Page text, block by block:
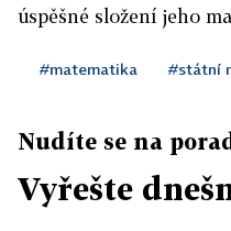
úspěšné složení jeho
#matematika #státní
Nudíte se na
Vyřešte